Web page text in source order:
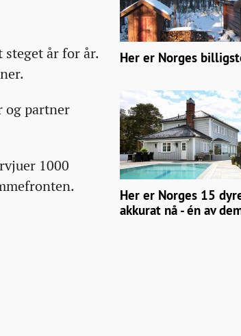
år for år.
og partner
1000
Her er Norges
Her er Norges 15
akkurat nå - én av